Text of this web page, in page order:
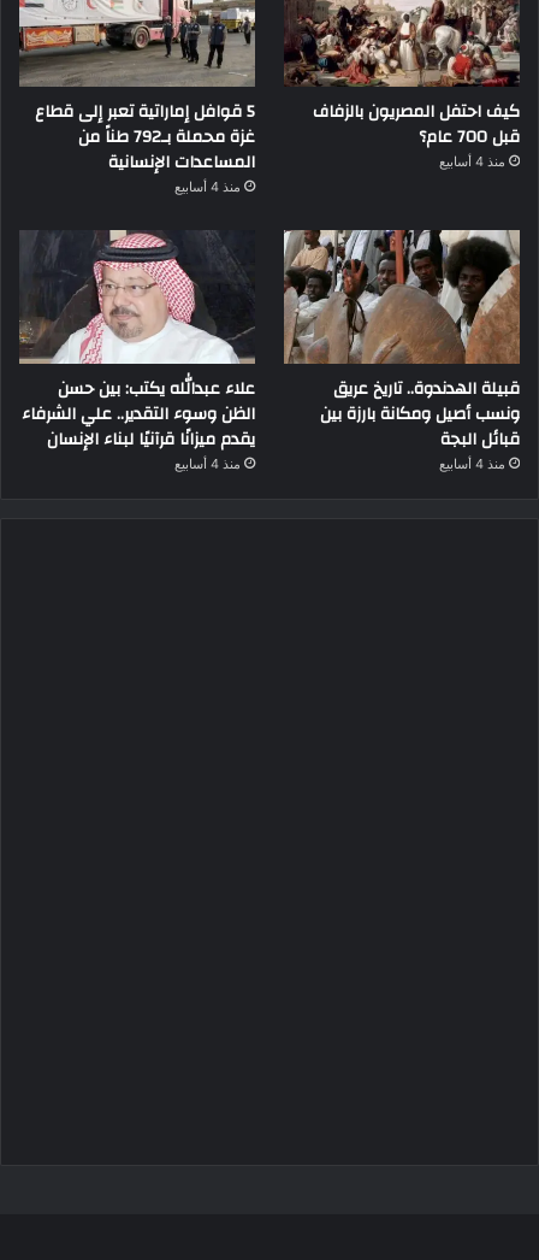
كيف احتفل المصريون بالزفاف
قبل 700 عام؟
منذ 4 أسابيع
5 قوافل إماراتية تعبر إلى قطاع
غزة محملة بـ792 طناً من
المساعدات الإنسانية
منذ 4 أسابيع
قبيلة الهدندوة.. تاريخ عريق
ونسب أصيل ومكانة بارزة بين
قبائل البجة
منذ 4 أسابيع
علاء عبدالله يكتب: بين حسن
الظن وسوء التقدير.. علي الشرفاء
يقدم ميزانًا قرآنيًا لبناء الإنسان
منذ 4 أسابيع